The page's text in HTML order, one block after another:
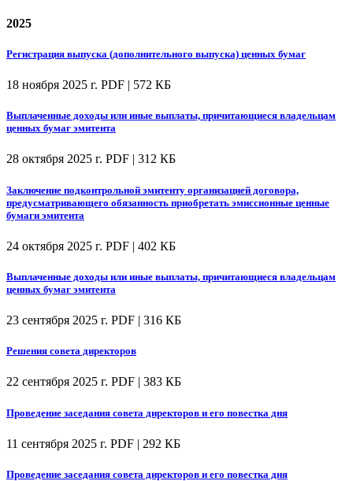
2025
Регистрация выпуска (дополнительного выпуска) ценных бумаг
18 ноября 2025 г. PDF | 572 КБ
Выплаченные доходы или иные выплаты, причитающиеся владельцам
ценных бумаг эмитента
28 октября 2025 г. PDF | 312 КБ
Заключение подконтрольной эмитенту организацией договора,
предусматривающего обязанность приобретать эмиссионные ценные
бумаги эмитента
24 октября 2025 г. PDF | 402 КБ
Выплаченные доходы или иные выплаты, причитающиеся владельцам
ценных бумаг эмитента
23 сентября 2025 г. PDF | 316 КБ
Решения совета директоров
22 сентября 2025 г. PDF | 383 КБ
Проведение заседания совета директоров и его повестка дня
11 сентября 2025 г. PDF | 292 КБ
Проведение заседания совета директоров и его повестка дня